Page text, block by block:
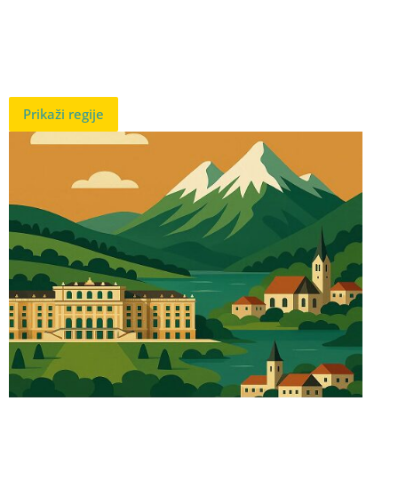
Prikaži regije